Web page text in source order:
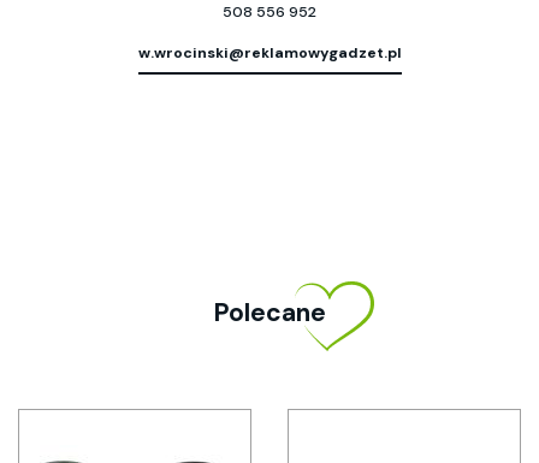
508 556 952
w.wrocinski@reklamowygadzet.pl
Polecane